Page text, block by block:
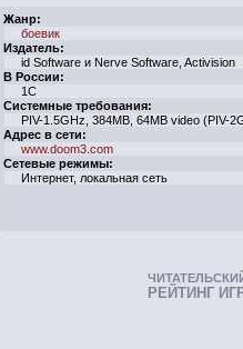
Жанр:
боевик
Издатель:
id Software и Nerve Software, Activision
В России:
1С
Системные требования:
PIV-1.5GHz, 384MB, 64MB video (PIV-
Адрес в сети:
www.doom3.com
Сетевые режимы:
Интернет, локальная сеть
РЕЙТИНГ